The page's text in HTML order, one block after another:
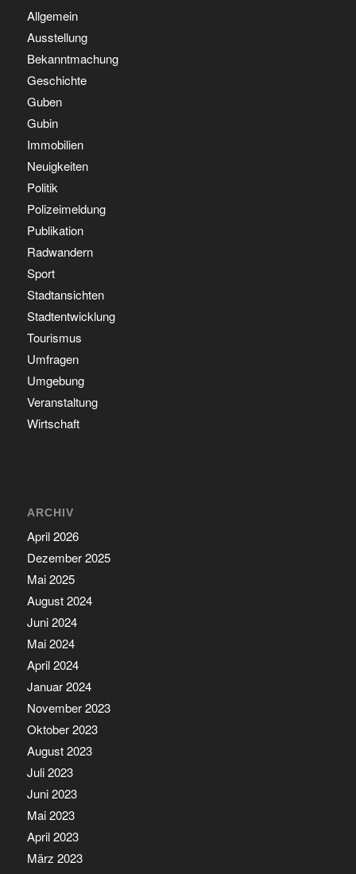
Allgemein
Ausstellung
Bekanntmachung
Geschichte
Guben
Gubin
Immobilien
Neuigkeiten
Politik
Polizeimeldung
Publikation
Radwandern
Sport
Stadtansichten
Stadtentwicklung
Tourismus
Umfragen
Umgebung
Veranstaltung
Wirtschaft
ARCHIV
April 2026
Dezember 2025
Mai 2025
August 2024
Juni 2024
Mai 2024
April 2024
Januar 2024
November 2023
Oktober 2023
August 2023
Juli 2023
Juni 2023
Mai 2023
April 2023
März 2023